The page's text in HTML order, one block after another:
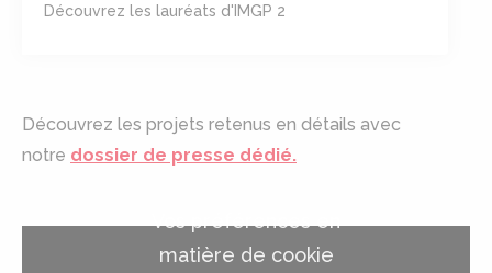
Découvrez les lauréats d'IMGP 2
Découvrez les projets retenus en détails avec
notre dossier de presse dédié.
Vos préférences en
matière de cookie